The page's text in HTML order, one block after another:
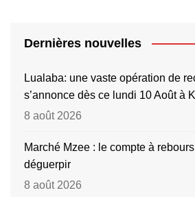
Dernières nouvelles
Lualaba: une vaste opération de
s’annonce dès ce lundi 10 Août à
8 août 2026
Marché Mzee : le compte à
déguerpir
8 août 2026